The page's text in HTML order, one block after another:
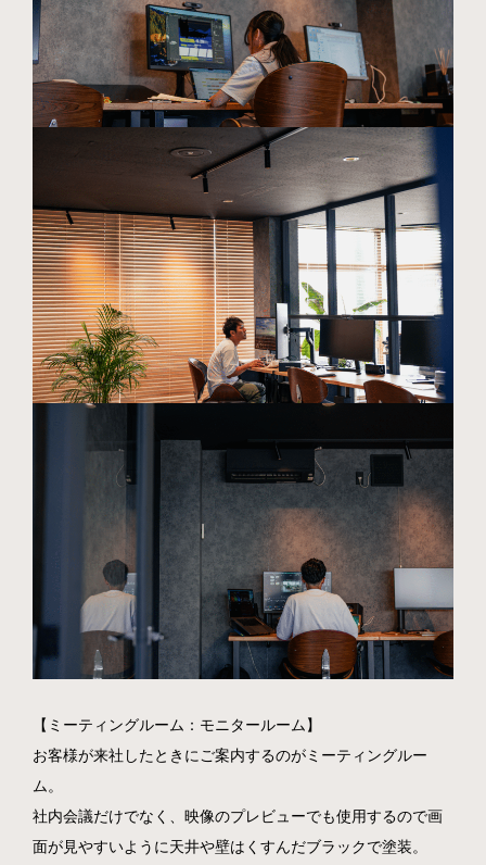
【ミーティングルーム：モニタールーム】
お客様が来社したときにご案内するのがミーティングルー
ム。
社内会議だけでなく、映像のプレビューでも使用するので画
面が見やすいように天井や壁はくすんだブラックで塗装。